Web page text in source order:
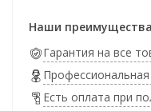
Наши преимущества
Гарантия на все
Профессиональная
Есть оплата при